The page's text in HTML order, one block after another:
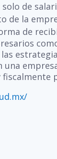
de
de la
de